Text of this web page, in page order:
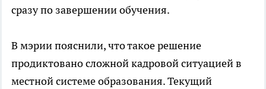
сразу по завершении обучения.
В мэрии пояснили, что такое решение
продиктовано сложной кадровой ситуацией в
местной системе образования. Текущий